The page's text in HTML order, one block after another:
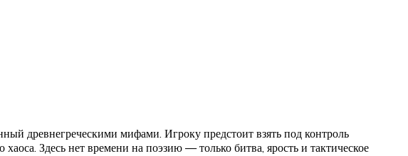
древнегреческими мифами. Игроку предстоит взять под контроль
Здесь нет времени на поэзию — только битва, ярость и тактическое